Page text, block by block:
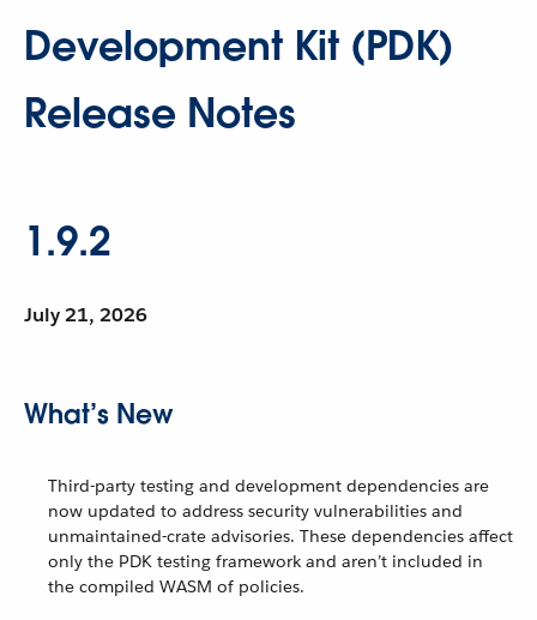
Development Kit (PDK)
Release Notes
1.9.2
July 21, 2026
What’s New
Third-party testing and development dependencies are
now updated to address security vulnerabilities and
unmaintained-crate advisories. These dependencies affect
only the PDK testing framework and aren’t included in
the compiled WASM of policies.